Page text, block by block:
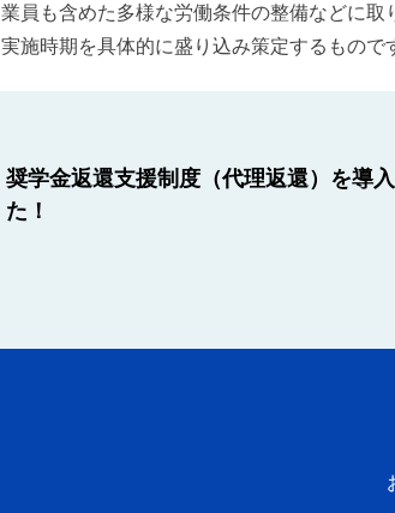
業員も含めた多様な労働条件の整備などに
実施時期を具体的に盛り込み策定するもので
奨学金返還支援制度（代理返還）を導
た！